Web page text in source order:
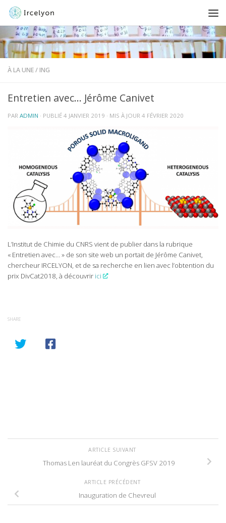
À LA UNE/ING
Entretien avec… Jérôme Canivet
PAR ADMIN · PUBLIÉ 4 JANVIER 2019 · MIS À JOUR 4 FÉVRIER 2020
L’Institut de Chimie du CNRS vient de publier dans la rubrique
« Entretien avec… » de son site web un portait de Jérôme Canivet,
chercheur IRCELYON, et de sa recherche en lien avec l’obtention du
prix DivCat2018, à découvrir ici
SHARE
ARTICLE SUIVANT
Thomas Len lauréat du Congrès GFSV 2019
ARTICLE PRÉCÉDENT
Inauguration de Chevreul